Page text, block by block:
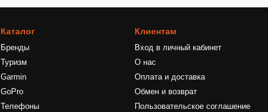
Каталог
Бренды
Туризм
Garmin
GoPro
Телефоны
Клиентам
Вход в личный кабинет
О нас
Оплата и доставка
Обмен и возврат
Пользовательское соглашение